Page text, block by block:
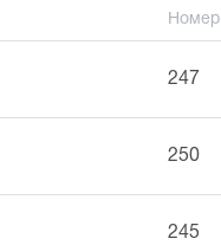
Номер
247
250
245